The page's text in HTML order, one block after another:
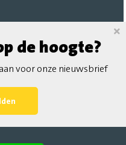
Voorwaarden
de hoogte?
voor onze nieuwsbrief
voor de beste website